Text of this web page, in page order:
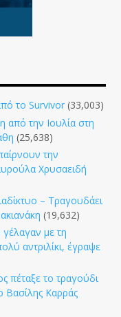
το Survivor (33,003)
την Ιουλία στη
(25,638)
την
Χρυσαειδή
– Τραγουδάει
(19,632)
με τη
αντριλίκι, έγραψε
πέταξε το τραγούδι
Βασίλης Καρράς